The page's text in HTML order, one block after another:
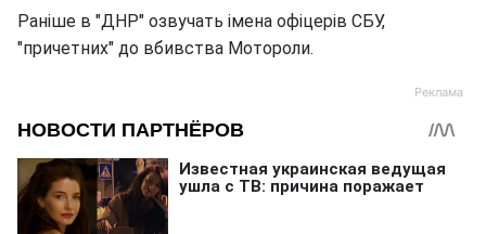
Раніше в "ДНР" озвучать імена офіцерів СБУ,
"причетних" до вбивства Мотороли.